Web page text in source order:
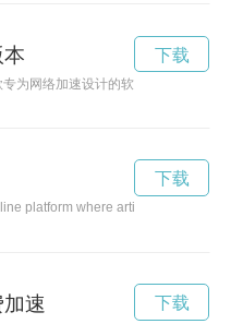
为网络加速设计的软件，通过优化
下载
platform where artists from
下载
速 下载